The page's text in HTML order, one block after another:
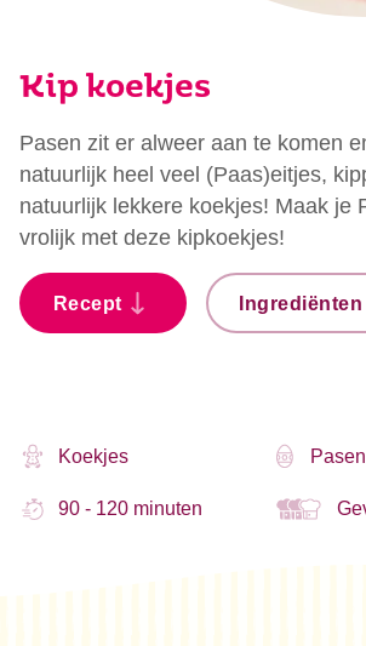
Kip koekjes
Pasen zit er alweer aan te komen
natuurlijk heel veel (Paas)eitjes,
natuurlijk lekkere koekjes! Maak je
vrolijk met deze kipkoekjes!
Recept Ingrediënten
Koekjes Pasen
90 - 120 minuten